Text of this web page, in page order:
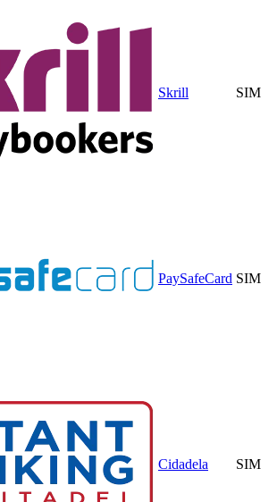
Skrill SIM
PaySafeCard SIM
Cidadela SIM